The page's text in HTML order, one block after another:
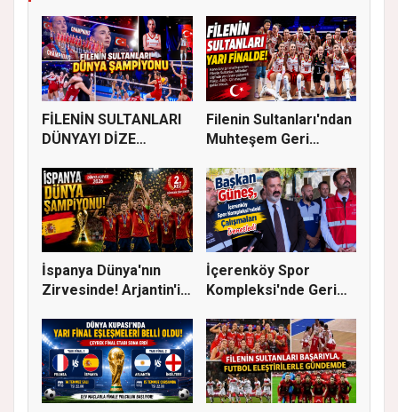
FİLENİN SULTANLARI
DÜNYAYI DİZE
Filenin Sultanları'ndan
Muhteşem Geri
İspanya Dünya'nın
Zirvesinde! Arjantin'i
İçerenköy Spor
Kompleksi'nde Geri